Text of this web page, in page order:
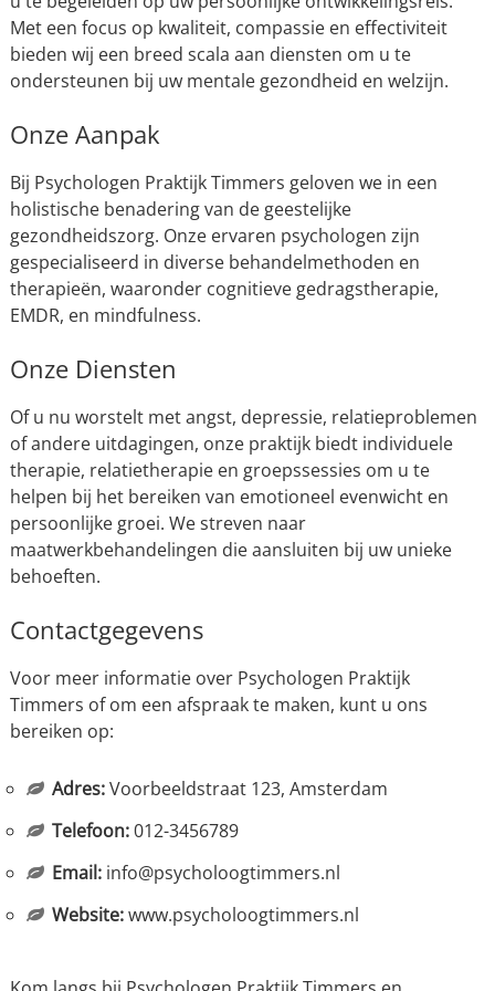
Met een focus op kwaliteit, compassie en effectiviteit
bieden wij een breed scala aan diensten om u te
ondersteunen bij uw mentale gezondheid en welzijn.
Onze Aanpak
Bij Psychologen Praktijk Timmers geloven we in een
holistische benadering van de geestelijke
gezondheidszorg. Onze ervaren psychologen zijn
gespecialiseerd in diverse behandelmethoden en
therapieën, waaronder cognitieve gedragstherapie,
EMDR, en mindfulness.
Onze Diensten
Of u nu worstelt met angst, depressie, relatieproblemen
of andere uitdagingen, onze praktijk biedt individuele
therapie, relatietherapie en groepssessies om u te
helpen bij het bereiken van emotioneel evenwicht en
persoonlijke groei. We streven naar
maatwerkbehandelingen die aansluiten bij uw unieke
behoeften.
Contactgegevens
Voor meer informatie over Psychologen Praktijk
Timmers of om een afspraak te maken, kunt u ons
bereiken op:
Adres:Voorbeeldstraat 123, Amsterdam
Telefoon:012-3456789
Email: info@psycholoogtimmers.nl
Website:www.psycholoogtimmers.nl